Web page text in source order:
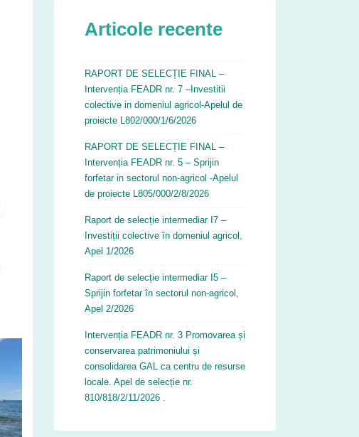
Articole recente
RAPORT DE SELECȚIE FINAL –
Intervenția FEADR nr. 7 –Investitii
colective in domeniul agricol-Apelul de
proiecte L802/000/1/6/2026
RAPORT DE SELECȚIE FINAL –
Intervenția FEADR nr. 5 – Sprijin
forfetar in sectorul non-agricol -Apelul
de proiecte L805/000/2/8/2026
Raport de selecție intermediar I7 –
Investiții colective în domeniul agricol,
Apel 1/2026
Raport de selecție intermediar I5 –
Sprijin forfetar în sectorul non-agricol,
Apel 2/2026
Intervenția FEADR nr. 3 Promovarea și
conservarea patrimoniului și
consolidarea GAL ca centru de resurse
locale. Apel de selecție nr.
810/818/2/11/2026 .